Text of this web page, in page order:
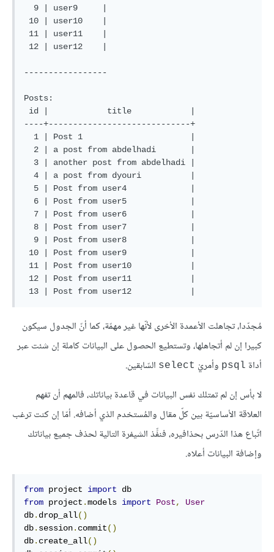
-----------------
Posts:
----+-----------------------------+
مُجدّدا، تجاهلت الأعمدة الأخرى لأنّها غير مهمّة، كما أنّ الجدول سيكون
كبيرا إن لم أتجاهلها، وتستطيع الحصول على البيانات كاملة إن شئت عبر
أداة psql وأمريْ select السّابقين.
لا بأس إن لم تمتلك نفس البيانات في قاعدة بياناتك، فالمهم أن تفهم
العلاقة الأساسيّة بين كلّ مقال والمُستخدم الذي أضافه. أمّا إن كنت ترغب
اتّباع هذا الدّرس بحذافيره، فنفِّذ الشيفرة التالية لحذف جميع بياناتك
وإضافة البيانات أعلاه.
from project import
from project .models import Post,
User
db. drop_all()
db. session. commit()
db. create_all()